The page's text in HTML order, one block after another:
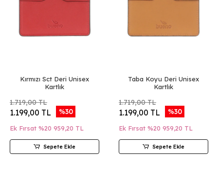
Kırmızı Sct Deri Unisex
Kartlık
1.719,00 TL
1.199,00 TL %30
Ek Fırsat %20 959,20 TL
Sepete Ekle
Taba Koyu Deri Unisex
Kartlık
1.719,00 TL
1.199,00 TL %30
Ek Fırsat %20 959,20 TL
Sepete Ekle